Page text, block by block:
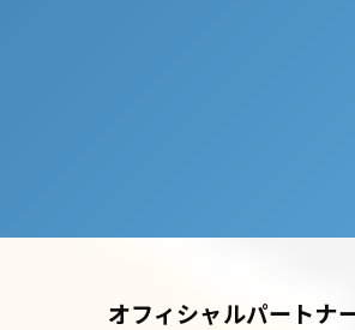
オフィシャルパートナ